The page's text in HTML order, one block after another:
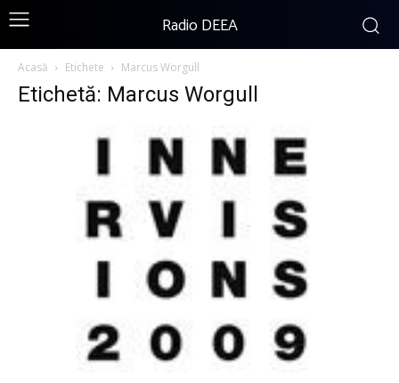
Radio DEEA
Acasă Etichete Marcus Worgull
Etichetă: Marcus Worgull